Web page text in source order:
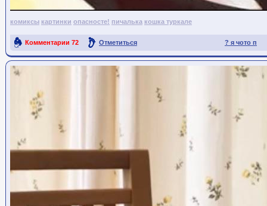
комиксы картинки опасносте! пичалька кошка туркале
? я чото п
Комментарии 72 Отметиться
Ссылка на пост